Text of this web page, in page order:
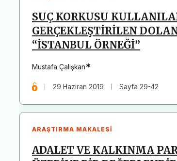
SUÇ KORKUSU
GERÇEKLEŞTİRİLEN
“İSTANBUL ÖRNEĞİ”
Mustafa Çalışkan*
29 Haziran 2019 Sayfa 29-42
ARAŞTIRMA MAKALESI
ADALET VE KALKINMA